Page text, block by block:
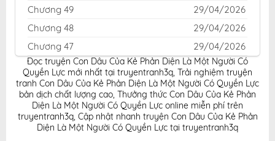
Chương 49
29/04/2026
Chương 48
29/04/2026
Chương 47
29/04/2026
Chương 46
29/04/2026
Chương 45
29/04/2026
Chương 44
25/03/2026
Chương 43
18/03/2026
Đọc truyện Con Dâu Của Kẻ Phản Diện Là Một Người Có
Quyền Lực mới nhất tại truyentranh3q, Trải nghiệm truyện
tranh Con Dâu Của Kẻ Phản Diện Là Một Người Có Quyền Lực
bản dịch chất lượng cao, Thưởng thức Con Dâu Của Kẻ Phản
Diện Là Một Người Có Quyền Lực online miễn phí trên
truyentranh3q, Cập nhật nhanh truyện Con Dâu Của Kẻ Phản
Diện Là Một Người Có Quyền Lực tại truyentranh3q